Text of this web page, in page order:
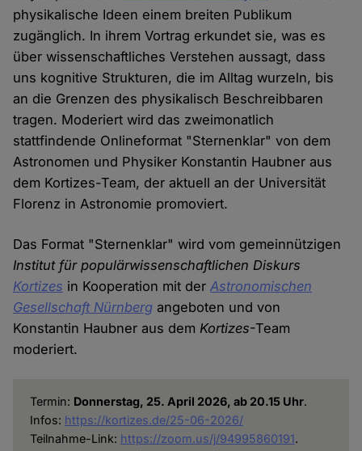
physikalische Ideen einem breiten Publikum
zugänglich. In ihrem Vortrag erkundet sie, was es
über wissenschaftliches Verstehen aussagt, dass
uns kognitive Strukturen, die im Alltag wurzeln, bis
an die Grenzen des physikalisch Beschreibbaren
tragen. Moderiert wird das zweimonatlich
stattfindende Onlineformat "Sternenklar" von dem
Astronomen und Physiker Konstantin Haubner aus
dem Kortizes-Team, der aktuell an der Universität
Florenz in Astronomie promoviert.
Das Format "Sternenklar" wird vom gemeinnützigen
Institut für populärwissenschaftlichen Diskurs
Kortizes in Kooperation mit derAstronomischen
Gesellschaft Nürnberg angeboten und von
Konstantin Haubner aus dem Kortizes-Team
moderiert.
Termin: Donnerstag, 25. April 2026, ab 20.15 Uhr.
Infos: https://kortizes.de/25-06-2026/
Teilnahme-Link: https://zoom.us/j/94995860191.